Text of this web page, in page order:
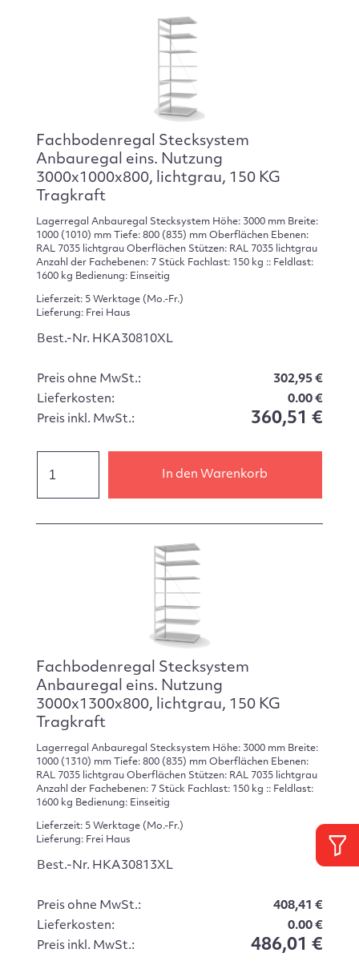
Fachbodenregal Stecksystem
Anbauregal eins. Nutzung
3000x1000x800, lichtgrau, 150 KG
Tragkraft
Lagerregal Anbauregal Stecksystem Höhe: 3000 mm Breite:
1000 (1010) mm Tiefe: 800 (835) mm Oberflächen Ebenen:
RAL 7035 lichtgrau Oberflächen Stützen: RAL 7035 lichtgrau
Anzahl der Fachebenen: 7 Stück Fachlast: 150 kg :: Feldlast:
1600 kg Bedienung: Einseitig
Lieferzeit: 5 Werktage (Mo.-Fr.)
Lieferung: Frei Haus
Best.-Nr. HKA30810XL
Preis ohne MwSt.:
302,95 €
Lieferkosten:
0.00 €
Preis inkl. MwSt.:
360,51 €
In den Warenkorb
Fachbodenregal Stecksystem
Anbauregal eins. Nutzung
3000x1300x800, lichtgrau, 150 KG
Tragkraft
Lagerregal Anbauregal Stecksystem Höhe: 3000 mm Breite:
1000 (1310) mm Tiefe: 800 (835) mm Oberflächen Ebenen:
RAL 7035 lichtgrau Oberflächen Stützen: RAL 7035 lichtgrau
Anzahl der Fachebenen: 7 Stück Fachlast: 150 kg :: Feldlast:
1600 kg Bedienung: Einseitig
Lieferzeit: 5 Werktage (Mo.-Fr.)
Lieferung: Frei Haus
Best.-Nr. HKA30813XL
Preis ohne MwSt.:
408,41 €
Lieferkosten:
0.00 €
Preis inkl. MwSt.:
486,01 €